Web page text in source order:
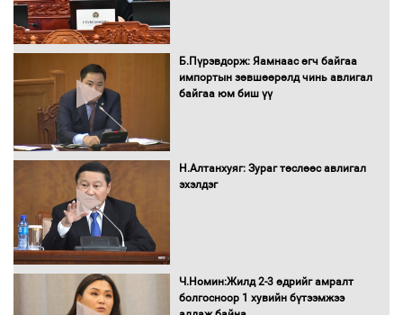
оролцлоо
ААН-ийн нуугтмал хөрөнгийг
битүүмжлэнэ
буй асуудлуудыг Засгийн газрын
хуралдаанд танилцуулж,
шийдвэрлүүлнэ
Б.Пүрэвдорж: Яамнаас өгч байгаа
импортын зөвшөөрөлд чинь авлигал
байгаа юм биш үү
Н.Алтанхуяг: Зураг төслөөс авлигал
эхэлдэг
Ч.Номин:Жилд 2-3 өдрийг амралт
болгосноор 1 хувийн бүтээмжээ